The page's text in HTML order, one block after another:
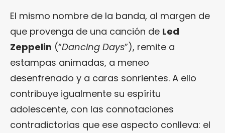
El mismo nombre de la banda, al margen de
que provenga de una canción de Led
Zeppelin (“Dancing Days”), remite a
estampas animadas, a meneo
desenfrenado y a caras sonrientes. A ello
contribuye igualmente su espíritu
adolescente, con las connotaciones
contradictorias que ese aspecto conlleva: el